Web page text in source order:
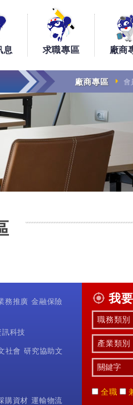
合平台
息 求職專區 廠商
廠商專區 會
我
職務類別
產業類別
全職
務推廣 金融保險
科技
社會 研究協助文
購資材 運輸物流